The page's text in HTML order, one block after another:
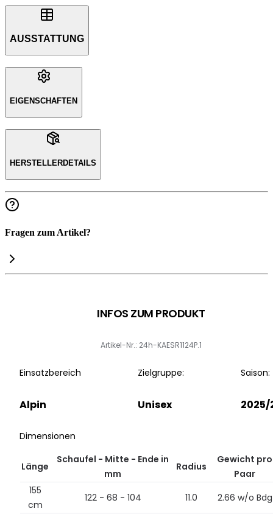
AUSSTATTUNG
EIGENSCHAFTEN
HERSTELLERDETAILS
Fragen zum Artikel?
INFOS ZUM PRODUKT
Artikel-Nr.: 24h-KAESR1124P.1
Einsatzbereich
Alpin
Zielgruppe:
Unisex
Saison:
2025/
Dimensionen
Länge
Schaufel - Mitte - Ende in
mm
Radius
Gewicht pro
Paar
155
cm
122 - 68 - 104 11.0
2.66 w/o Bdg